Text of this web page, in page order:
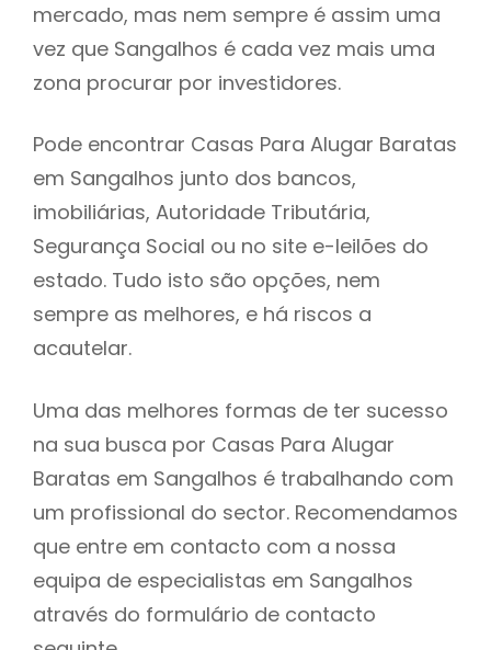
mercado, mas nem sempre é assim uma
vez que Sangalhos é cada vez mais uma
zona procurar por investidores.
Pode encontrar Casas Para Alugar Baratas
em Sangalhos junto dos bancos,
imobiliárias, Autoridade Tributária,
Segurança Social ou no site e-leilões do
estado. Tudo isto são opções, nem
sempre as melhores, e há riscos a
acautelar.
Uma das melhores formas de ter sucesso
na sua busca por Casas Para Alugar
Baratas em Sangalhos é trabalhando com
um profissional do sector. Recomendamos
que entre em contacto com a nossa
equipa de especialistas em Sangalhos
através do formulário de contacto